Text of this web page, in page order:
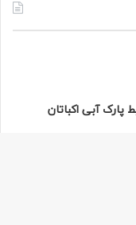
پارک آبی اکباتان